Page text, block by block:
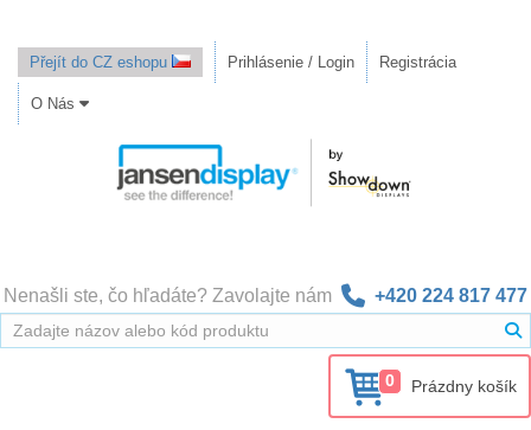
Přejít do CZ eshopu Prihlásenie / Login Registrácia
O Nás
Nenašli ste, čo hľadáte? Zavolajte nám +420 224 817 477
0 Prázdny košík